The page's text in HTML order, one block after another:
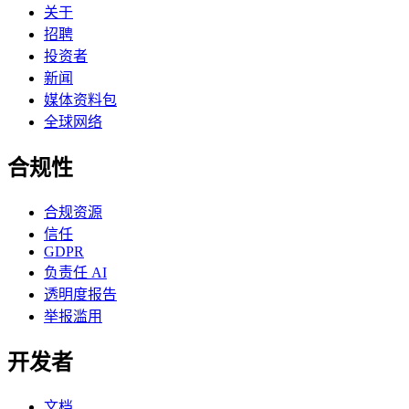
关于
招聘
投资者
新闻
媒体资料包
全球网络
合规性
合规资源
信任
GDPR
负责任 AI
透明度报告
举报滥用
开发者